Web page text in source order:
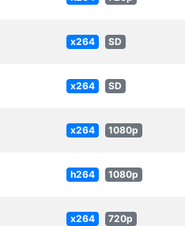
x264 SD
x264 SD
x264 1080p
h264 1080p
x264 720p